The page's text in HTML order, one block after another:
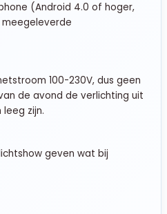
(Android 4.0 of hoger,
meegeleverde
100-230V, dus geen
de avond de verlichting uit
zijn.
geven wat bij